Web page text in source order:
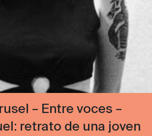
– Entre voces –
retrato de una joven